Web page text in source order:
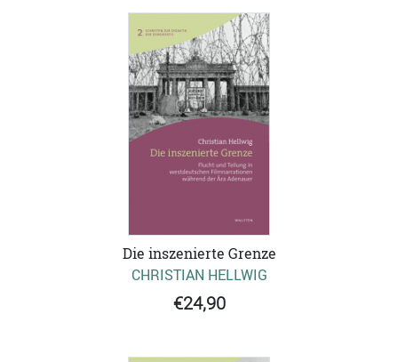
Die inszenierte Grenze
CHRISTIAN HELLWIG
€24,90